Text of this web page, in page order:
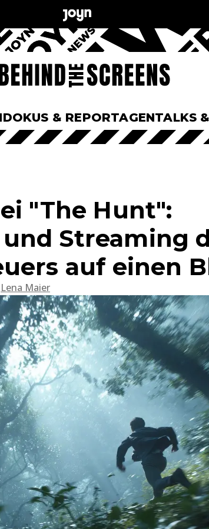
DOKUS & REPORTAGENTALKS
"The Hunt":
Streaming
auf einen
Lena Maier